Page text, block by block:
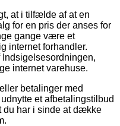
at i tilfælde af at en
for en pris der anses for
gange være et
internet forhandler.
Indsigelsesordningen,
internet varehuse.
betalinger med
et afbetalingstilbud
du har i sinde at dække